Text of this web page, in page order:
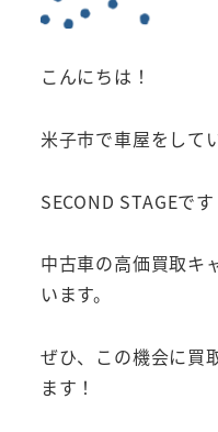
こんにちは！
米子市で車屋をして
SECOND STAGEです
中古車の高価買取キ
います。
ぜひ、この機会に買
ます！